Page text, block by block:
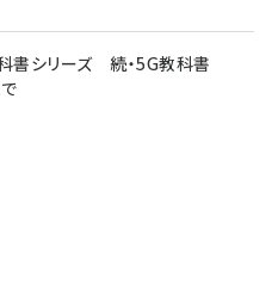
科書シリーズ 続・5G教科書